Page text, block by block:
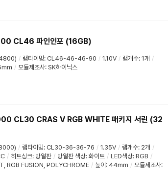
CL46 파인인포 (16GB)
/ 램타이밍: CL46-46-46-90 / 1.10V / 램개수: 1개 /
/ 모듈제조사: SK하이닉스
CL30 CRAS V RGB WHITE 패키지 서린 (32
/ 램타이밍: CL30-36-36-76 / 1.35V / 램개수: 2개 /
/ 히트싱크: 방열판 / 방열판 색상: 화이트 / LED색상: RGB /
RGB FUSION POLYCHROME / 높이: 44mm / 모듈제조사: